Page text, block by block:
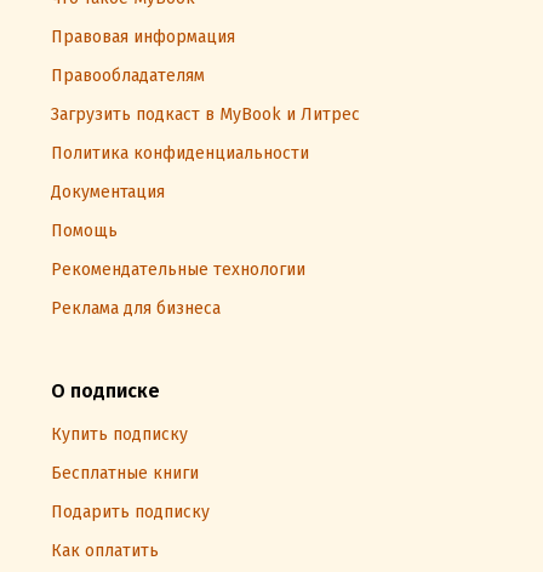
Правовая информация
Правообладателям
Загрузить подкаст в MyBook и Литрес
Политика конфиденциальности
Документация
Помощь
Рекомендательные технологии
Реклама для бизнеса
О подписке
Купить подписку
Бесплатные книги
Подарить подписку
Как оплатить